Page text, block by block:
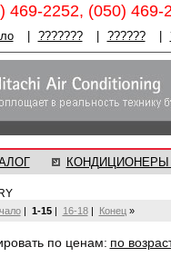
469-2252, (050) 469-
??????? ??????
КОНДИЦИОНЕРЫ
| 1-15| 16-18| Конец»
по ценам: по